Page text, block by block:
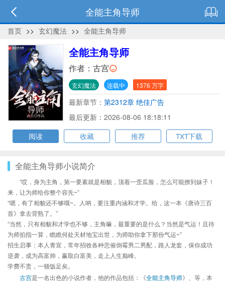
全能主角导师
首页 >> 玄幻魔法 >> 全能主角导师
全能主角导师
作者： 古宫
玄幻魔法 连载中 1376 万字
最新章节： 第2312章 绝佳广告
最后更新：2026-08-06 18:18:11
阅读
收藏 推荐 TXT下载
全能主角导师小说简介
“哎，身为主角，第一要素就是相貌，顶着一歪瓜脸，怎么可能撩到妹子！
来，让为师给你整个容先~”
“嗯，有了相貌还不够哦~。人呐，要注重内涵和才学。给，这一本《唐诗三百
首》拿去背熟了。”
“当然，只有相貌和才学也不够，主角嘛，最重要的是什么？当然是气运！且待
为师掐指一算，瞧瞧何处天材地宝出世，为师助你拿下那份气运~”
招生启事：本人青宣，常年招收各种悲催倒霉男二男配，路人龙套，保你成功
逆袭，成为高富帅，赢取白富美，走上人生巅峰。
学费不贵，一顿饭足矣。
古宫是一名出色的小说作者，他的作品包括：《全能主角导师》、等，本